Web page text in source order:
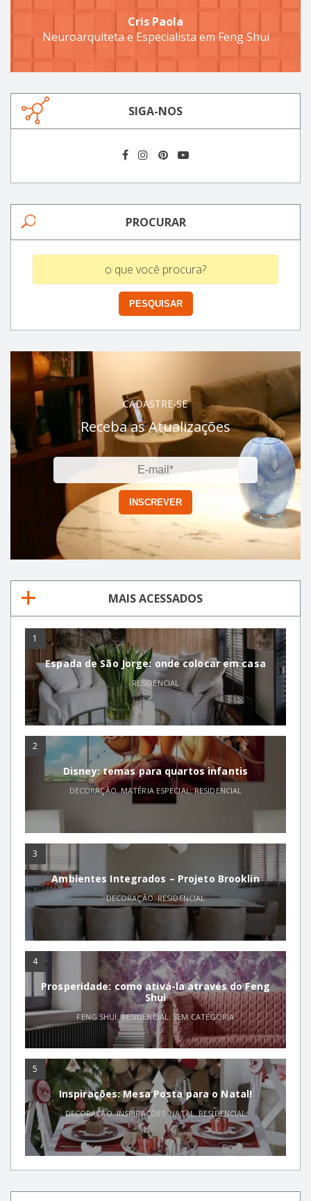
Cris Paola
Neuroarquiteta e Especialista em Feng Shui
SIGA-NOS
PROCURAR
CADASTRE-SE
Receba as Atualizações
MAIS ACESSADOS
1
Espada de São Jorge: onde colocar em casa
RESIDENCIAL
2
Disney: temas para quartos infantis
DECORAÇÃO,MATÉRIA ESPECIAL,RESIDENCIAL
3
Ambientes Integrados – Projeto Brooklin
DECORAÇÃO,RESIDENCIAL
4
Prosperidade: como ativá-la através do Feng
Shui
FENG SHUI,RESIDENCIAL ,SEM CATEGORIA
5
Inspirações: Mesa Posta para o Natal!
DECORAÇÃO,INSPIRAÇÕES ,NATAL,RESIDENCIAL